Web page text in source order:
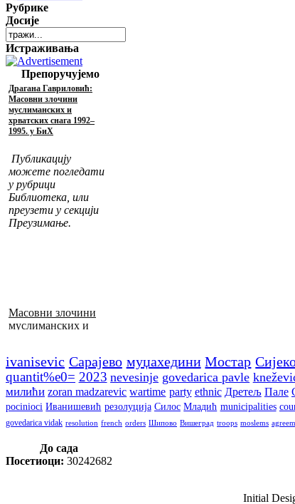
Рубрике
Досије
Истраживања
Препоручујемо
Драгана Гавриловић:
Масовни злочини
муслиманских и
хрватских снага 1992–
1995. у БиХ
Публикацију
можете погледати
у рубрици
Библиотека, или
преузети у секцији
Преузимање.
Масовни злочини
муслиманских и
ivanisevic Сарајево муџахедини Мостар
quantit%e0= 2023 nevesinje govedarica pavle
милићи zoran madzarevic wartime party ethnic Дретељ Пале
pocinioci Иванишевић резолуција Силос Младић municipalities
govedarica vidak resolution french orders Шипово Вишеград troops moslems
До сада
Посетиоци: 30242682
Initial